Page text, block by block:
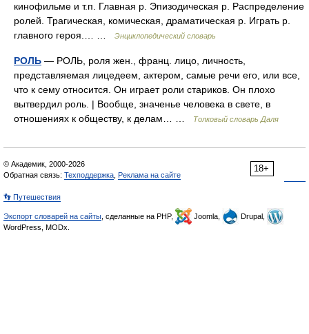
кинофильме и т.п. Главная р. Эпизодическая р. Распределение
ролей. Трагическая, комическая, драматическая р. Играть р.
главного героя.… …
Энциклопедический словарь
РОЛЬ — РОЛЬ, роля жен., франц. лицо, личность,
представляемая лицедеем, актером, самые речи его, или все,
что к сему относится. Он играет роли стариков. Он плохо
вытвердил роль. | Вообще, значенье человека в свете, в
отношениях к обществу, к делам… …
Толковый словарь Даля
18+
© Академик, 2000-2026
Обратная связь: Техподдержка Реклама на сайте
👣 Путешествия
Экспорт словарей на сайты , сделанные на PHP, Joomla,
Drupal,
WordPress, MODx.